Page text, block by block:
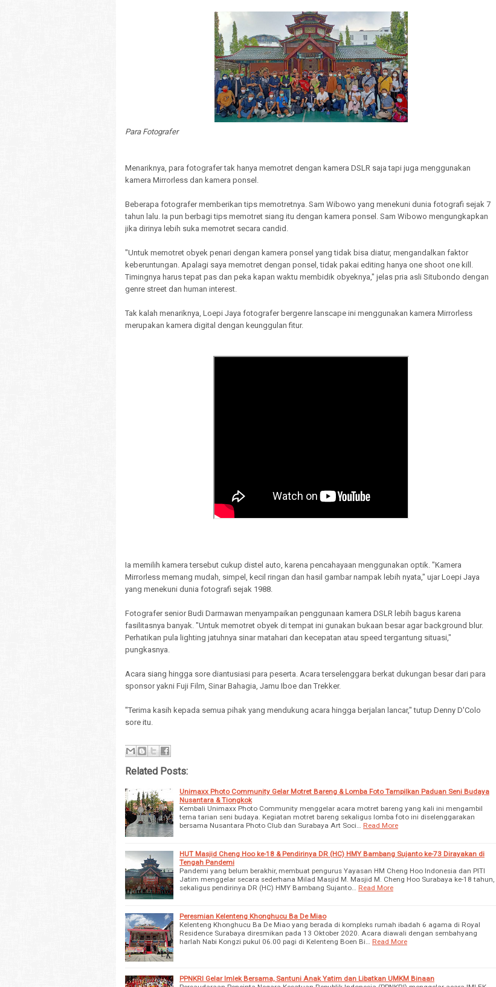
Para Fotografer
Menariknya, para fotografer tak hanya memotret dengan kamera DSLR saja tapi juga menggunakan
kamera Mirrorless dan kamera ponsel.
Beberapa fotografer memberikan tips memotretnya. Sam Wibowo yang menekuni dunia fotografi sejak 7
tahun lalu. Ia pun berbagi tips memotret siang itu dengan kamera ponsel. Sam Wibowo mengungkapkan
jika dirinya lebih suka memotret secara candid.
"Untuk memotret obyek penari dengan kamera ponsel yang tidak bisa diatur, mengandalkan faktor
keberuntungan. Apalagi saya memotret dengan ponsel, tidak pakai editing hanya one shoot one kill.
Timingnya harus tepat pas dan peka kapan waktu membidik obyeknya," jelas pria asli Situbondo dengan
genre street dan human interest.
Tak kalah menariknya, Loepi Jaya fotografer bergenre lanscape ini menggunakan kamera Mirrorless
merupakan kamera digital dengan keunggulan fitur.
Ia memilih kamera tersebut cukup distel auto, karena pencahayaan menggunakan optik. "Kamera
Mirrorless memang mudah, simpel, kecil ringan dan hasil gambar nampak lebih nyata," ujar Loepi Jaya
yang menekuni dunia fotografi sejak 1988.
Fotografer senior Budi Darmawan menyampaikan penggunaan kamera DSLR lebih bagus karena
fasilitasnya banyak. "Untuk memotret obyek di tempat ini gunakan bukaan besar agar background blur.
Perhatikan pula lighting jatuhnya sinar matahari dan kecepatan atau speed tergantung situasi,"
pungkasnya.
Acara siang hingga sore diantusiasi para peserta. Acara terselenggara berkat dukungan besar dari para
sponsor yakni Fuji Film, Sinar Bahagia, Jamu Iboe dan Trekker.
"Terima kasih kepada semua pihak yang mendukung acara hingga berjalan lancar," tutup Denny D'Colo
sore itu.
Related Posts:
Unimaxx Photo Community Gelar Motret Bareng & Lomba Foto Tampilkan Paduan Seni Budaya
Nusantara & Tiongkok
Kembali Unimaxx Photo Community menggelar acara motret bareng yang kali ini mengambil
tema tarian seni budaya. Kegiatan motret bareng sekaligus lomba foto ini diselenggarakan
bersama Nusantara Photo Club dan Surabaya Art Soci…
Read More
HUT Masjid Cheng Hoo ke-18 & Pendirinya DR (HC) HMY Bambang Sujanto ke-73 Dirayakan di
Tengah Pandemi
Pandemi yang belum berakhir, membuat pengurus Yayasan HM Cheng Hoo Indonesia dan PITI
Jatim menggelar secara sederhana Milad Masjid M. Masjid M. Cheng Hoo Surabaya ke-18 tahun,
sekaligus pendirinya DR (HC) HMY Bambang Sujanto…
Read More
Peresmian Kelenteng Khonghucu Ba De Miao
Kelenteng Khonghucu Ba De Miao yang berada di kompleks rumah ibadah 6 agama di Royal
Residence Surabaya diresmikan pada 13 Oktober 2020. Acara diawali dengan sembahyang
harlah Nabi Kongzi pukul 06.00 pagi di Kelenteng Boen Bi…
Read More
PPNKRI Gelar Imlek Bersama, Santuni Anak Yatim dan Libatkan UMKM Binaan